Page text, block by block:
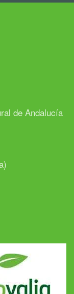
de Andalucía